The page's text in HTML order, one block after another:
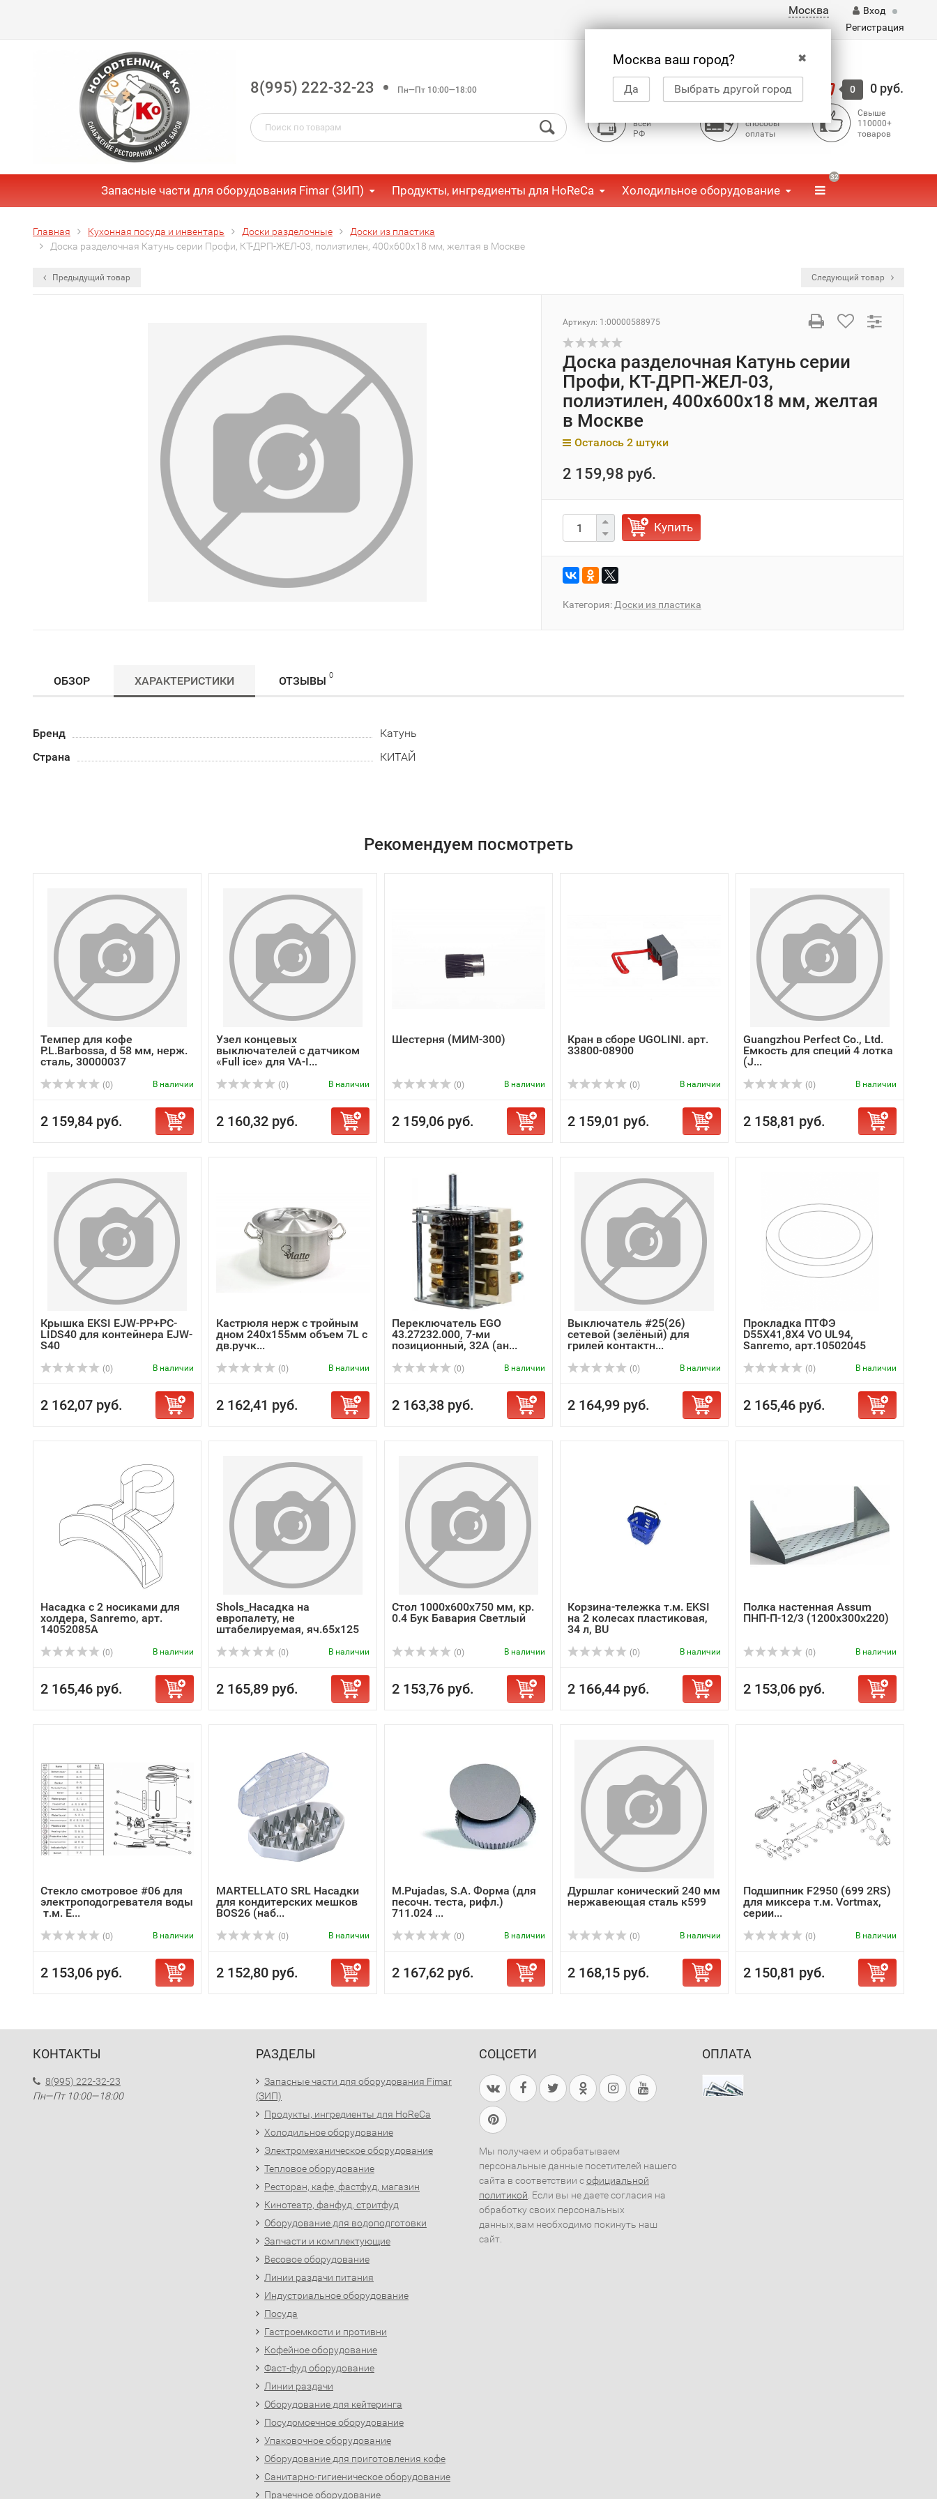
Москва
✖
Москва ваш город?
Да Выбрать другой город
Вход
Регистрация
8(995) 222-32-23 Пн—Пт 10:00—18:00 Корзина 0 0 руб.
всей
РФ
способы
оплаты
Свыше
110000+
товаров
Запасные части для оборудования Fimar (ЗИП) Продукты, ингредиенты для HoReCa Холодильное оборудование
32
Главная Кухонная посуда и инвентарь Доски разделочные
Доски из пластика
Доска разделочная Катунь серии Профи, КТ-ДРП-ЖЕЛ-03, полиэтилен, 400х600х18 мм, желтая в Москве
Предыдущий товар Следующий товар
Артикул: 1:00000588975
Доска разделочная Катунь серии
Профи, КТ-ДРП-ЖЕЛ-03,
полиэтилен, 400х600х18 мм, желтая
в Москве
Осталось 2 штуки
2 159,98 руб.
Купить
Категория: Доски из пластика
ОБЗОР ХАРАКТЕРИСТИКИ ОТЗЫВЫ 0
Бренд
Катунь
Страна
КИТАЙ
Рекомендуем посмотреть
Темпер для кофе
P.L.Barbossa, d 58 мм, нерж.
сталь, 30000037
(0) В наличии
2 159,84 руб.
Узел концевых
выключателей с датчиком
«Full ice» для VA-I...
(0) В наличии
2 160,32 руб.
Шестерня (МИМ-300)
(0) В наличии
2 159,06 руб.
Кран в сборе UGOLINI. арт.
33800-08900
(0) В наличии
2 159,01 руб.
Guangzhou Perfect Co., Ltd.
Емкость для специй 4 лотка
(J...
(0) В наличии
2 158,81 руб.
Крышка EKSI EJW-PP+PC-
LIDS40 для контейнера EJW-
S40
(0) В наличии
2 162,07 руб.
Кастрюля нерж с тройным
дном 240х155мм объем 7L с
дв.ручк...
(0) В наличии
2 162,41 руб.
Переключатель EGO
43.27232.000, 7-ми
позиционный, 32А (ан...
(0) В наличии
2 163,38 руб.
Выключатель #25(26)
сетевой (зелёный) для
грилей контактн...
(0) В наличии
2 164,99 руб.
Прокладка ПТФЭ
D55X41,8X4 VO UL94,
Sanremo, арт.10502045
(0) В наличии
2 165,46 руб.
Насадка с 2 носиками для
холдера, Sanremo, арт.
14052085A
(0) В наличии
2 165,46 руб.
Shols_Насадка на
европалету, не
штабелируемая, яч.65х125
(0) В наличии
2 165,89 руб.
Стол 1000х600х750 мм, кр.
0.4 Бук Бавария Светлый
(0) В наличии
2 153,76 руб.
Корзина-тележка т.м. EKSI
на 2 колесах пластиковая,
34 л, BU
(0) В наличии
2 166,44 руб.
Полка настенная Assum
ПНП-П-12/3 (1200х300х220)
(0) В наличии
2 153,06 руб.
Стекло смотровое #06 для
электроподогревателя воды
т.м. E...
(0) В наличии
2 153,06 руб.
MARTELLATO SRL Насадки
для кондитерских мешков
BOS26 (наб...
(0) В наличии
2 152,80 руб.
M.Pujadas, S.A. Форма (для
песочн. теста, рифл.)
711.024 ...
(0) В наличии
2 167,62 руб.
Дуршлаг конический 240 мм
нержавеющая сталь к599
(0) В наличии
2 168,15 руб.
Подшипник F2950 (699 2RS)
для миксера т.м. Vortmax,
серии...
(0) В наличии
2 150,81 руб.
КОНТАКТЫ
8(995) 222-32-23
Пн—Пт 10:00—18:00
РАЗДЕЛЫ
Запасные части для оборудования Fimar
(ЗИП)
Продукты, ингредиенты для HoReCa
Холодильное оборудование
Электромеханическое оборудование
Тепловое оборудование
Ресторан, кафе, фастфуд, магазин
Кинотеатр, фанфуд, стритфуд
Оборудование для водоподготовки
Запчасти и комплектующие
Весовое оборудование
Линии раздачи питания
Индустриальное оборудование
Посуда
Гастроемкости и противни
Кофейное оборудование
Фаст-фуд оборудование
Линии раздачи
Оборудование для кейтеринга
Посудомоечное оборудование
Упаковочное оборудование
Оборудование для приготовления кофе
Санитарно-гигиеническое оборудование
Прачечное оборудование
СОЦСЕТИ
Мы получаем и обрабатываем
персональные данные посетителей нашего
сайта в соответствии софициальной
политикой . Если вы не даете согласия на
обработку своих персональных
данных,вам необходимо покинуть наш
сайт.
ОПЛАТА